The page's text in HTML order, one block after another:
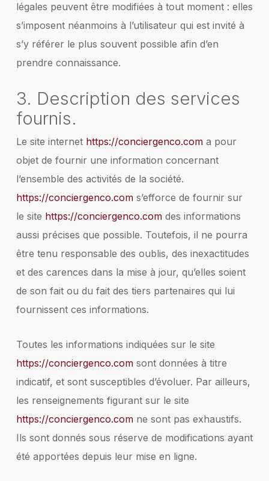
légales peuvent être modifiées à tout moment : elles
s’imposent néanmoins à l’utilisateur qui est invité à
s’y référer le plus souvent possible afin d’en
prendre connaissance.
3. Description des services
fournis.
Le site internet https://conciergenco.coma pour
objet de fournir une information concernant
l’ensemble des activités de la société.
https://conciergenco.coms’efforce de fournir sur
le site https://conciergenco.comdes informations
aussi précises que possible. Toutefois, il ne pourra
être tenu responsable des oublis, des inexactitudes
et des carences dans la mise à jour, qu’elles soient
de son fait ou du fait des tiers partenaires qui lui
fournissent ces informations.
Toutes les informations indiquées sur le site
https://conciergenco.comsont données à titre
indicatif, et sont susceptibles d’évoluer. Par ailleurs,
les renseignements figurant sur le site
https://conciergenco.comne sont pas exhaustifs.
Ils sont donnés sous réserve de modifications ayant
été apportées depuis leur mise en ligne.